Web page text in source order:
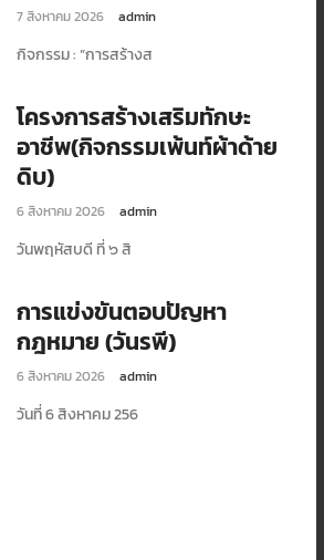
7 สิงหาคม 2026 admin
กิจกรรม : ”การสร้างส
โครงการสร้างเสริมทักษะ
อาชีพ(กิจกรรมเพ้นท์ผ้าด้าย
ดิบ)
6 สิงหาคม 2026 admin
วันพฤหัสบดี ที่ ๖ สิ
การแข่งขันตอบปัญหา
กฎหมาย (วันรพี)
6 สิงหาคม 2026 admin
วันที่ 6 สิงหาคม 256